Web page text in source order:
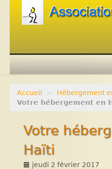
Agenda
Accueil > Hébergement
Votre hébergement en
Votre
Haïti
jeudi 2 février 2017